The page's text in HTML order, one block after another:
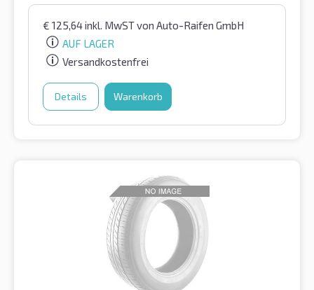
€ 125,64inkl. MwSTvon Auto-Raifen GmbH
AUF LAGER
Versandkostenfrei
Details Warenkorb